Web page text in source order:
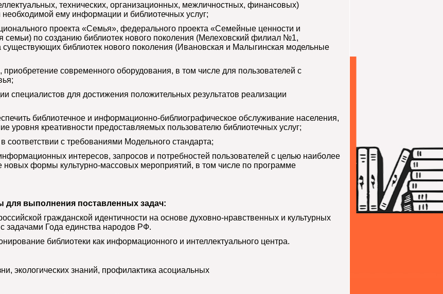
технических, организационных, межличностных, финансовых)
необходимой ему информации и библиотечных услуг;
проекта «Семья», федерального проекта «Семейные ценности и
семьи) по созданию библиотек нового поколения (Мелеховский филиал №1,
библиотек нового поколения (Ивановская и Малыгинская модельные
приобретение современного оборудования, в том числе для пользователей с
специалистов для достижения положительных результатов реализации
библиотечное и информационно-библиографическое обслуживание населения,
уровня креативности предоставляемых пользователю библиотечных услуг;
с требованиями Модельного стандарта;
интересов, запросов и потребностей пользователей с целью наиболее
новых формы культурно-массовых мероприятий, в том числе по программе
для выполнения поставленных задач:
гражданской идентичности на основе духовно-нравственных и культурных
задачами Года единства народов РФ.
библиотеки как информационного и интеллектуального центра.
экологических знаний, профилактика асоциальных